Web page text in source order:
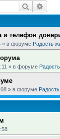
Поиск
и телефон
» в форуме Радость
» в форуме
» в форуме